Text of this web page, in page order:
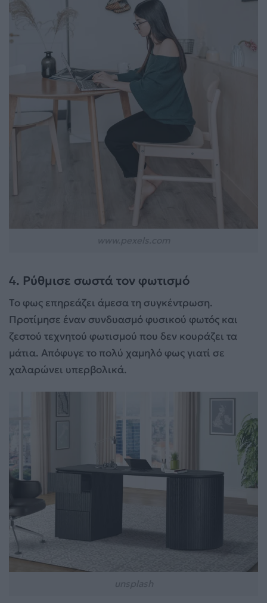
4. Ρύθμισε σωστά τον φωτισμό
Το φως επηρεάζει άμεσα τη συγκέντρωση.
Προτίμησε έναν συνδυασμό φυσικού φωτός και
ζεστού τεχνητού φωτισμού που δεν κουράζει τα
μάτια. Απόφυγε το πολύ χαμηλό φως γιατί σε
χαλαρώνει υπερβολικά.